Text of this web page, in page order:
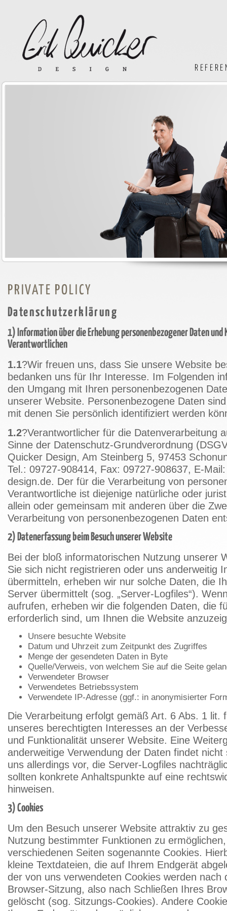
PRIVATE POLICY
Datenschutzerklärung
1) Information über die Erhebung personenbezogener Daten
Verantwortlichen
1.1?Wir freuen uns, dass Sie unsere Website
bedanken uns für Ihr Interesse. Im Folgenden
den Umgang mit Ihren personenbezogenen
unserer Website. Personenbezogene Daten
mit denen Sie persönlich identifiziert werden
1.2?Verantwortlicher für die Datenverarbeitung
Sinne der Datenschutz-Grundverordnung
Quicker Design, Am Steinberg 5, 97453
Tel.: 09727-908414, Fax: 09727-908637, E-
design.de. Der für die Verarbeitung von
Verantwortliche ist diejenige natürliche oder
allein oder gemeinsam mit anderen über die
Verarbeitung von personenbezogenen Daten
2) Datenerfassung beim Besuch unserer Website
Bei der bloß informatorischen Nutzung unserer
Sie sich nicht registrieren oder uns anderweitig
übermitteln, erheben wir nur solche Daten, die
Server übermittelt (sog. „Server-Logfiles“).
aufrufen, erheben wir die folgenden Daten, die
erforderlich sind, um Ihnen die Website
Unsere besuchte Website
Datum und Uhrzeit zum Zeitpunkt des Zugriffes
Menge der gesendeten Daten in Byte
Quelle/Verweis, von welchem Sie auf die Seite
Verwendeter Browser
Verwendetes Betriebssystem
Verwendete IP-Adresse (ggf.: in anonymisierter
Die Verarbeitung erfolgt gemäß Art. 6 Abs. 1 lit.
unseres berechtigten Interesses an der
und Funktionalität unserer Website. Eine
anderweitige Verwendung der Daten findet
uns allerdings vor, die Server-Logfiles
sollten konkrete Anhaltspunkte auf eine
hinweisen.
3) Cookies
Um den Besuch unserer Website attraktiv zu
Nutzung bestimmter Funktionen zu
verschiedenen Seiten sogenannte Cookies.
kleine Textdateien, die auf Ihrem Endgerät
der von uns verwendeten Cookies werden nach
Browser-Sitzung, also nach Schließen Ihres
gelöscht (sog. Sitzungs-Cookies). Andere